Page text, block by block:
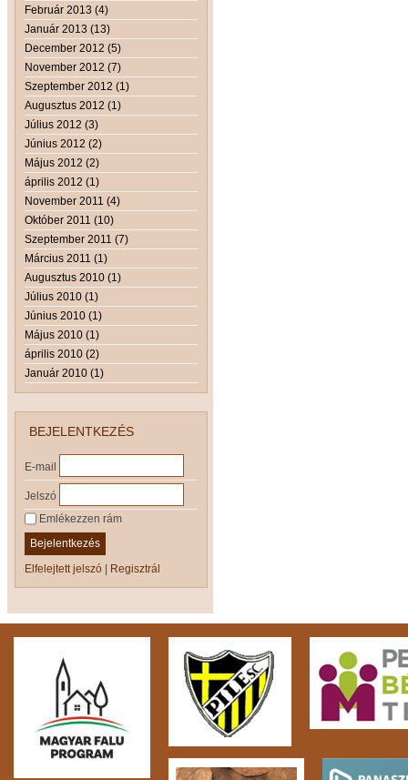
Február 2013 (4)
Január 2013 (13)
December 2012 (5)
November 2012 (7)
Szeptember 2012 (1)
Augusztus 2012 (1)
Július 2012 (3)
Június 2012 (2)
Május 2012 (2)
április 2012 (1)
November 2011 (4)
Október 2011 (10)
Szeptember 2011 (7)
Március 2011 (1)
Augusztus 2010 (1)
Július 2010 (1)
Június 2010 (1)
Május 2010 (1)
április 2010 (2)
Január 2010 (1)
BEJELENTKEZÉS
E-mail
Jelszó
Emlékezzen rám
Bejelentkezés
Elfelejtett jelszó | Regisztrál